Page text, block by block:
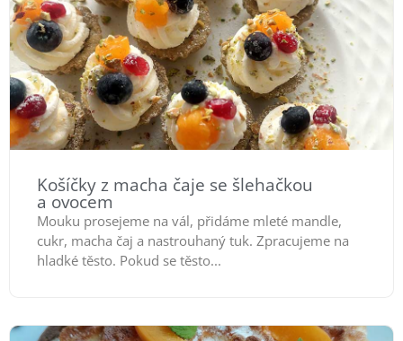
Košíčky z macha čaje se šlehačkou
a ovocem
Mouku prosejeme na vál, přidáme mleté mandle,
cukr, macha čaj a nastrouhaný tuk. Zpracujeme na
hladké těsto. Pokud se těsto...